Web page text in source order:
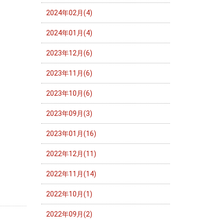
2024年02月(4)
2024年01月(4)
2023年12月(6)
2023年11月(6)
2023年10月(6)
2023年09月(3)
2023年01月(16)
2022年12月(11)
2022年11月(14)
2022年10月(1)
2022年09月(2)